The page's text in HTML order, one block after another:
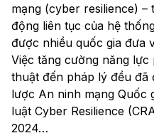
mạng (cyber resilience)
động liên tục của hệ
được nhiều quốc gia đưa
Việc tăng cường năng
thuật đến pháp lý đều
lược An ninh mạng Quốc
luật Cyber Resilience
2024…